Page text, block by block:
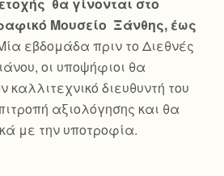
Μουσείο Ξάνθης, έως
εβδομάδα πριν το Διεθνές
οι υποψήφιοι θα
καλλιτεχνικό διευθυντή του
αξιολόγησης και θα
με την υποτροφία.